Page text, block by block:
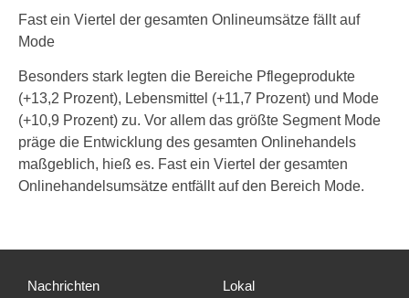
Fast ein Viertel der gesamten Onlineumsätze fällt auf
Mode
Besonders stark legten die Bereiche Pflegeprodukte
(+13,2 Prozent), Lebensmittel (+11,7 Prozent) und Mode
(+10,9 Prozent) zu. Vor allem das größte Segment Mode
präge die Entwicklung des gesamten Onlinehandels
maßgeblich, hieß es. Fast ein Viertel der gesamten
Onlinehandelsumsätze entfällt auf den Bereich Mode.
Nachrichten Lokal